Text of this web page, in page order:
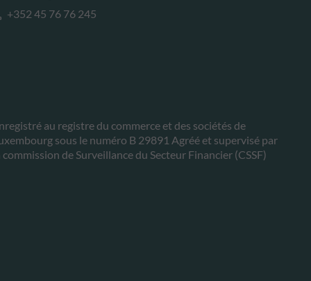
+352 45 76 76 245
au registre du commerce et des sociétés de
sous le numéro B 29891 Agréé et supervisé par
commission de Surveillance du Secteur Financier (CSSF)